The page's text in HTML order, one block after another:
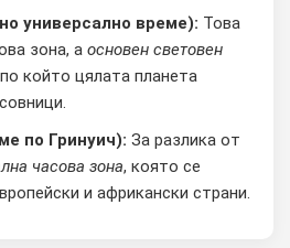
универсално време): Това
зона, а основен световен
който цялата планета
по Гринуич): За разлика от
часова зона, която се
и африкански страни.